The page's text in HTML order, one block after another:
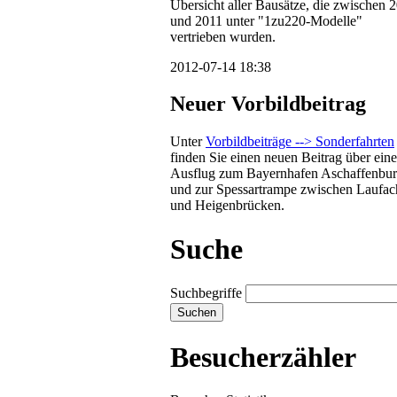
Übersicht aller Bausätze, die zwischen
und 2011 unter "1zu220-Modelle"
vertrieben wurden.
2012-07-14 18:38
Neuer Vorbildbeitrag
UnterVorbildbeiträge --> Sonderfahrten
finden Sie einen neuen Beitrag über
Ausflug zum Bayernhafen
und zur Spessartrampe zwischen
und Heigenbrücken.
Suche
Suchbegriffe
Besucherzähler